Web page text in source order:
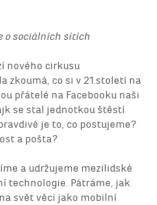
o sociálních sítích
nového cirkusu
zkoumá, co si v 21.století na
přátelé na Facebooku naši
se stal jednotkou štěstí
je to, co postujeme?
a pošta?
a udržujeme mezilidské
technologie. Pátráme, jak
svět věci jako mobilní